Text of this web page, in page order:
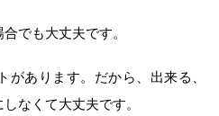
でも大丈夫です。
あります。だから、出来る、
なくて大丈夫です。